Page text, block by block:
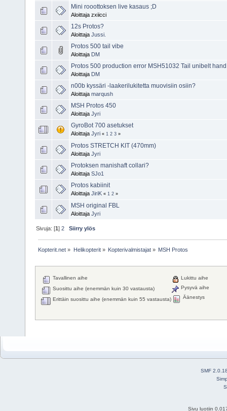
Mini rooottoksen live kasaus ;D
Aloittaja zxiicci
12s Protos?
Aloittaja Jussi.
Protos 500 tail vibe
Aloittaja DM
Protos 500 production error MSH51032 Tail unibelt hand
Aloittaja DM
n00b kyssäri -laakerilukitetta muovisiin osiin?
Aloittaja marqush
MSH Protos 450
Aloittaja Jyri
GyroBot 700 asetukset
Aloittaja Jyri « 1 2 3 »
Protos STRETCH KIT (470mm)
Aloittaja Jyri
Protoksen manishaft collari?
Aloittaja SJo1
Protos kabiinit
Aloittaja JiriK « 1 2 »
MSH original FBL
Aloittaja Jyri
Sivuja: [1]2 Siirry ylös
Kopterit.net » Helikopterit» Kopterivalmistajat» MSH Protos
Tavallinen aihe
Suosittu aihe (enemmän kuin 30 vastausta)
Erittäin suosittu aihe (enemmän kuin 55 vastausta)
Lukittu aihe
Pysyvä aihe
Äänestys
SMF
Sivu luotiin